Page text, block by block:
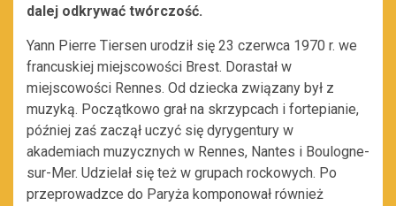
dalej odkrywać twórczość.
Yann Pierre Tiersen urodził się 23 czerwca 1970 r. we
francuskiej miejscowości Brest. Dorastał w
miejscowości Rennes. Od dziecka związany był z
muzyką. Początkowo grał na skrzypcach i fortepianie,
później zaś zaczął uczyć się dyrygentury w
akademiach muzycznych w Rennes, Nantes i Boulogne-
sur-Mer. Udzielał się też w grupach rockowych. Po
przeprowadzce do Paryża komponował również